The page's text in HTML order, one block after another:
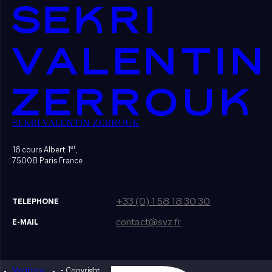
SEKRI VALENTIN ZERROUK
16 cours Albert 1er,
75008 Paris France
TELEPHONE +33 (0) 1 58 18 30 30
E-MAIL contact@svz.fr